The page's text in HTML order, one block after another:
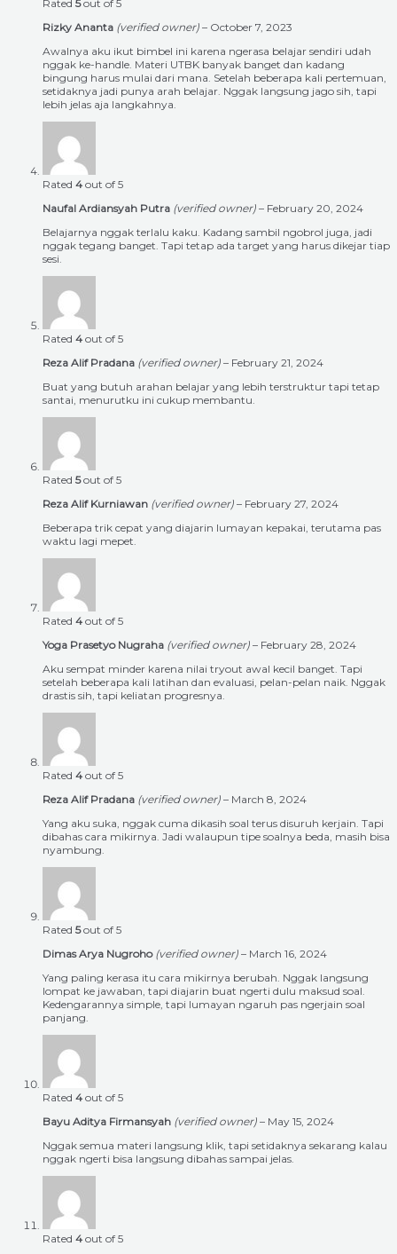
Rated 5out of 5
Rizky Ananta (verified owner) – October 7, 2023
Awalnya aku ikut bimbel ini karena ngerasa belajar sendiri udah
nggak ke-handle. Materi UTBK banyak banget dan kadang
bingung harus mulai dari mana. Setelah beberapa kali pertemuan,
setidaknya jadi punya arah belajar. Nggak langsung jago sih, tapi
lebih jelas aja langkahnya.
Rated 4 out of 5
Naufal Ardiansyah Putra (verified owner) – February 20, 2024
Belajarnya nggak terlalu kaku. Kadang sambil ngobrol juga, jadi
nggak tegang banget. Tapi tetap ada target yang harus dikejar tiap
sesi.
Rated 4 out of 5
Reza Alif Pradana (verified owner) – February 21, 2024
Buat yang butuh arahan belajar yang lebih terstruktur tapi tetap
santai, menurutku ini cukup membantu.
Rated 5out of 5
Reza Alif Kurniawan (verified owner) – February 27, 2024
Beberapa trik cepat yang diajarin lumayan kepakai, terutama pas
waktu lagi mepet.
Rated 4 out of 5
Yoga Prasetyo Nugraha (verified owner) – February 28, 2024
Aku sempat minder karena nilai tryout awal kecil banget. Tapi
setelah beberapa kali latihan dan evaluasi, pelan-pelan naik. Nggak
drastis sih, tapi keliatan progresnya.
Rated 4 out of 5
Reza Alif Pradana (verified owner) – March 8, 2024
Yang aku suka, nggak cuma dikasih soal terus disuruh kerjain. Tapi
dibahas cara mikirnya. Jadi walaupun tipe soalnya beda, masih bisa
nyambung.
Rated 5out of 5
Dimas Arya Nugroho (verified owner) – March 16, 2024
Yang paling kerasa itu cara mikirnya berubah. Nggak langsung
lompat ke jawaban, tapi diajarin buat ngerti dulu maksud soal.
Kedengarannya simple, tapi lumayan ngaruh pas ngerjain soal
panjang.
Rated 4 out of 5
Bayu Aditya Firmansyah (verified owner) – May 15, 2024
Nggak semua materi langsung klik, tapi setidaknya sekarang kalau
nggak ngerti bisa langsung dibahas sampai jelas.
Rated 4 out of 5